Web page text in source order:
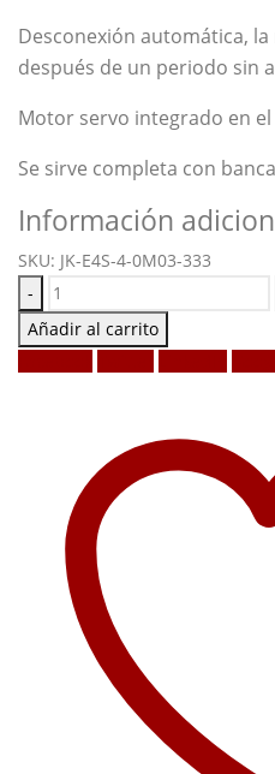
Desconexión automática,
después de un periodo sin
Motor servo integrado en
Se sirve completa con
Información
SKU: JK-E4S-4-0M03-333
-
Añadir al carrito